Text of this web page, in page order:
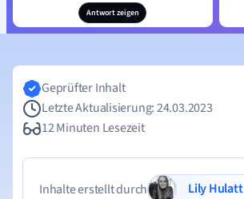
Antwort zeigen
Geprüfter Inhalt
Letzte Aktualisierung: 24.03.2023
12 Minuten Lesezeit
Inhalte erstellt durch
Lily Hulatt